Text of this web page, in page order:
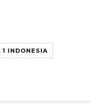
1 INDONESIA
terdakwa